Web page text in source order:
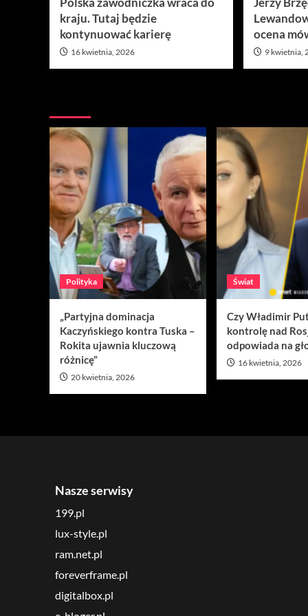
kraju. Tutaj będzie
kontynuować karierę
16 kwietnia, 2026
ocena
9 kwietnia,
Polityka
„Partyjna dominacja
Kaczyńskiego kontra Tuska –
Rokita ujawnia kluczową
różnicę”
20 kwietnia, 2026
Świat
Czy Władimir
kontrolę nad
odpowiada na
16 kwietnia, 2026
Nasze serwisy
199.pl
lux-style.pl
ram.net.pl
foreverframe.pl
digitalbox.pl